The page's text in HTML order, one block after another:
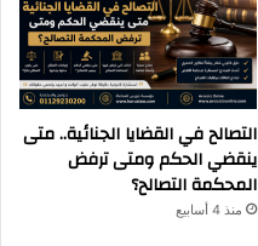
التصالح في القضايا الجنائية.. متى
ينقضي الحكم ومتى ترفض
المحكمة التصالح؟
منذ 4 أسابيع